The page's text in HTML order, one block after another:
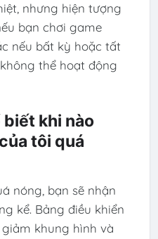
nhưng hiện tượng
bạn chơi game
nếu bất kỳ hoặc tất
thể hoạt động
biết khi nào
tôi quá
nóng, bạn sẽ nhận
kể. Bảng điều khiển
khung hình và